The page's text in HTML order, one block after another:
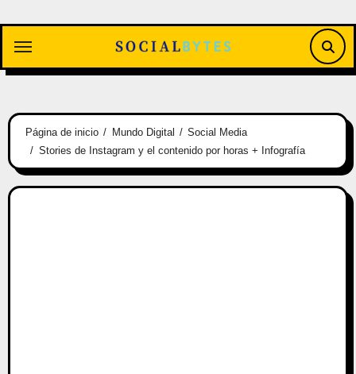
contenido
Página de inicio Mundo Digital
Social Media
Stories de Instagram y el contenido por horas + Infografía